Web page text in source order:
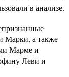
в анализе.
Марки, а также
Марме и
Леви и